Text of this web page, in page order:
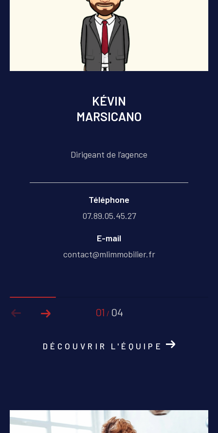
KÉVIN
MARSICANO
Dirigeant de l’agence
Téléphone
07.89.05.45.27
E-mail
contact@mlimmobilier.fr
01 / 04
DÉCOUVRIR L'ÉQUIPE